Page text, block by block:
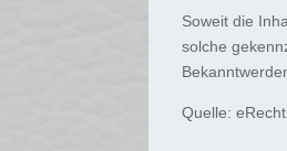
Soweit die
solche
Quelle: